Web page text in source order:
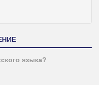
языка?